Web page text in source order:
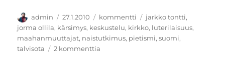
Kirjoittaja
admin Julkaistu
27.1.2010 Kategoriat
kommentti Avainsanat
jarkko tontti,
jorma ollila, kärsimys, keskustelu, kirkko, luterilaisuus,
maahanmuuttajat, naistutkimus, pietismi,suomi,
talvisota
2 kommenttia